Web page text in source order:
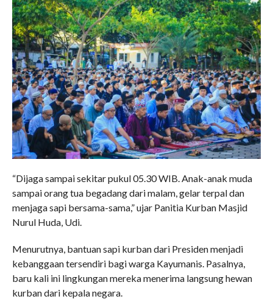
“Dijaga sampai sekitar pukul 05.30 WIB. Anak-anak muda
sampai orang tua begadang dari malam, gelar terpal dan
menjaga sapi bersama-sama,” ujar Panitia Kurban Masjid
Nurul Huda, Udi.
Menurutnya, bantuan sapi kurban dari Presiden menjadi
kebanggaan tersendiri bagi warga Kayumanis. Pasalnya,
baru kali ini lingkungan mereka menerima langsung hewan
kurban dari kepala negara.